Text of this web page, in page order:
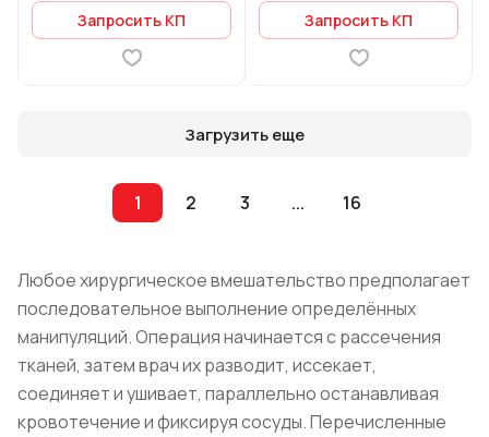
Запросить КП Запросить КП
Загрузить еще
1 2 3 ... 16
Любое хирургическое вмешательство предполагает
последовательное выполнение определённых
манипуляций. Операция начинается с рассечения
тканей, затем врач их разводит, иссекает,
соединяет и ушивает, параллельно останавливая
кровотечение и фиксируя сосуды. Перечисленные